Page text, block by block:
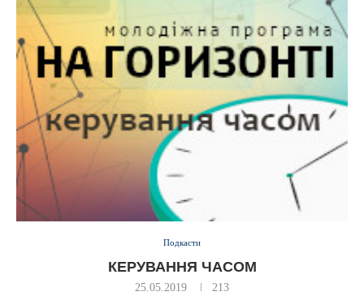
Подкасти
КЕРУВАННЯ ЧАСОМ
25.05.2019 213